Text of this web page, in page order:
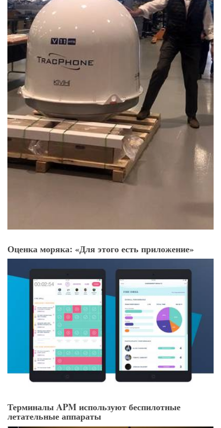
Оценка моряка: «Для этого есть приложение»
Терминалы APM используют беспилотные
летательные аппараты